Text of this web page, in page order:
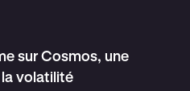
sur Cosmos, une
volatilité